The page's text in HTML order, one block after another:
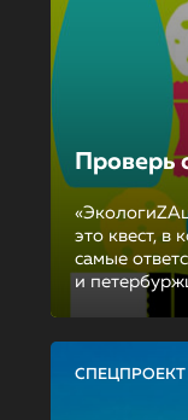
Проверь
это квест,
самые
и
СПЕЦПРОЕКТ